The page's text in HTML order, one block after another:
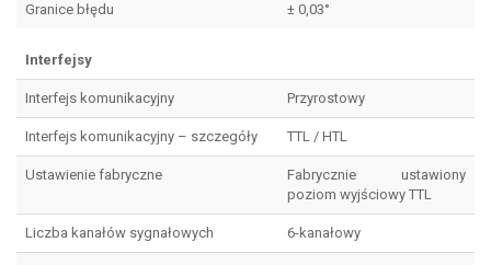
Granice błędu ± 0,03°
Interfejsy
Interfejs komunikacyjny Przyrostowy
Interfejs komunikacyjny – szczegóły TTL / HTL
Ustawienie fabryczne
Fabrycznie ustawiony
poziom wyjściowy TTL
Liczba kanałów sygnałowych 6-kanałowy